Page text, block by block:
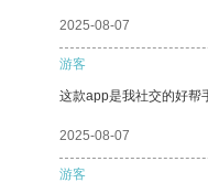
2025-08-07
游客
这款app是我社交的好帮
2025-08-07
游客